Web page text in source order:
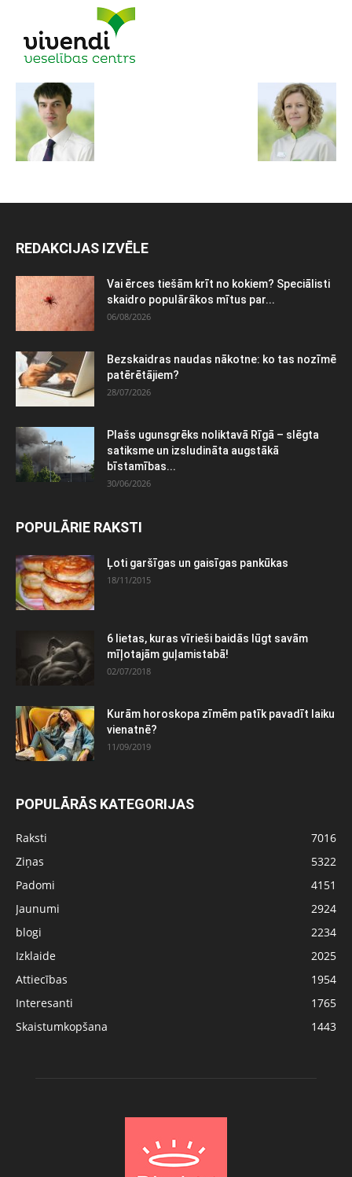
REDAKCIJAS IZVĒLE
Vai ērces tiešām krīt no kokiem? Speciālisti
skaidro populārākos mītus par...
06/08/2026
Bezskaidras naudas nākotne: ko tas nozīmē
patērētājiem?
28/07/2026
Plašs ugunsgrēks noliktavā Rīgā – slēgta
satiksme un izsludināta augstākā
bīstamības...
30/06/2026
POPULĀRIE RAKSTI
Ļoti garšīgas un gaisīgas pankūkas
18/11/2015
6 lietas, kuras vīrieši baidās lūgt savām
mīļotajām guļamistabā!
02/07/2018
Kurām horoskopa zīmēm patīk pavadīt laiku
vienatnē?
11/09/2019
POPULĀRĀS KATEGORIJAS
Raksti
7016
Ziņas
5322
Padomi
4151
Jaunumi
2924
blogi
2234
Izklaide
2025
Attiecības
1954
Interesanti
1765
Skaistumkopšana
1443